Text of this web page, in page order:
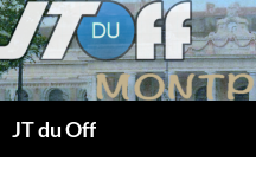
JT du Off